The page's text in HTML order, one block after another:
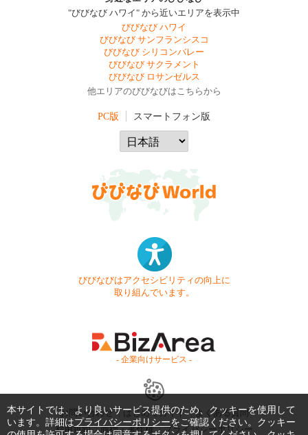
"びびなび ハワイ" から近いエリアを表示中
びびなび ハワイ
びびなび サンフランシスコ
びびなび シリコンバレー
びびなび サクラメント
びびなび ロサンゼルス
他エリアのびびなびはこちらから
PC版 スマートフォン版
びびなびはアクセシビリティの向上に
取り組んでいます。
- 企業向けサービス -
お問い合わせ はじめてガイド
よくある質問
利用規約
商標・著作権 プライバシーポリシー
本サイトでは、より良いサービス提供のため、クッキーを使用して
います。詳細はプライバシーポリシーをご確認ください。クッキー